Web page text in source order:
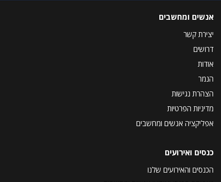
אנשים ומחשבים
יצירת קשר
דרושים
אודות
הנמר
הצהרת נגישות
מדיניות הפרטיות
אפליקציה אנשים ומחשבים
כנסים ואירועים
הכנסים והאירועים שלנו